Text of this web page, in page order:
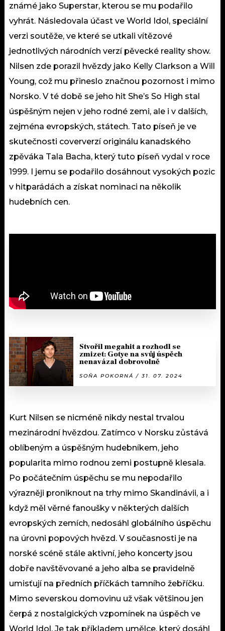
známé jako Superstar, kterou se mu podařilo
vyhrát. Následovala účast ve World Idol, speciální
verzi soutěže, ve které se utkali vítězové
jednotlivých národních verzí pěvecké reality show.
Nilsen zde porazil hvězdy jako Kelly Clarkson a Will
Young, což mu přineslo značnou pozornost i mimo
Norsko. V té době se jeho hit She’s So High stal
úspěšným nejen v jeho rodné zemi, ale i v dalších,
zejména evropských, státech. Tato píseň je ve
skutečnosti coververzí originálu kanadského
zpěváka Tala Bacha, který tuto píseň vydal v roce
1999. I jemu se podařilo dosáhnout vysokých pozic
v hitparádách a získat nominaci na několik
hudebních cen.
Stvořil megahit a rozhodl se
zmizet: Gotye na svůj úspěch
nenavázal dobrovolně
SOŇA POKORNÁ / 31. 07. 2024
Kurt Nilsen se nicméně nikdy nestal trvalou
mezinárodní hvězdou. Zatímco v Norsku zůstává
oblíbeným a úspěšným hudebníkem, jeho
popularita mimo rodnou zemi postupně klesala.
Po počátečním úspěchu se mu nepodařilo
výrazněji proniknout na trhy mimo Skandinávii, a i
když měl věrné fanoušky v některých dalších
evropských zemích, nedosáhl globálního úspěchu
na úrovni popových hvězd. V současnosti je na
norské scéně stále aktivní, jeho koncerty jsou
dobře navštěvované a jeho alba se pravidelně
umisťují na předních příčkách tamního žebříčku.
Mimo severskou domovinu už však většinou jen
čerpá z nostalgických vzpomínek na úspěch ve
World Idol. Je tak příkladem umělce, který dosáhl